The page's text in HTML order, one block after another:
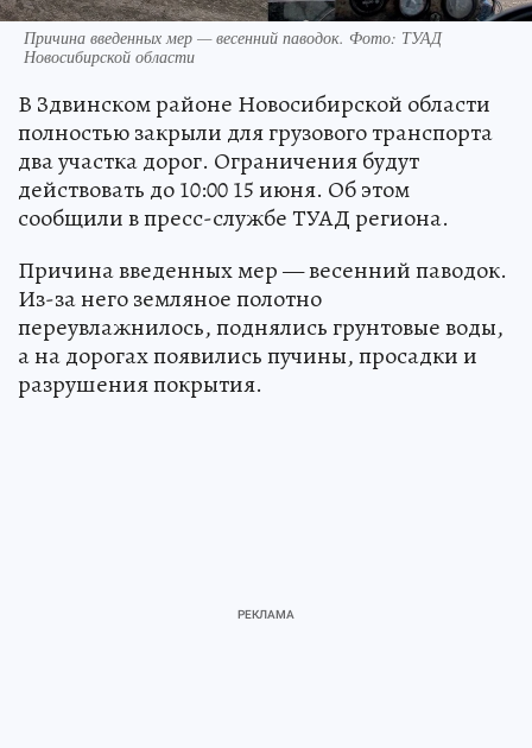
Причина введенных мер — весенний паводок. Фото: ТУАД
Новосибирской области
В Здвинском районе Новосибирской области
полностью закрыли для грузового транспорта
два участка дорог. Ограничения будут
действовать до 10:00 15 июня. Об этом
сообщили в пресс-службе ТУАД региона.
Причина введенных мер — весенний паводок.
Из-за него земляное полотно
переувлажнилось, поднялись грунтовые воды,
а на дорогах появились пучины, просадки и
разрушения покрытия.